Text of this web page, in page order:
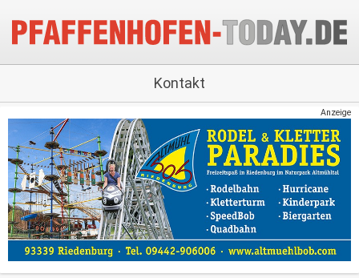
Kontakt
Anzeige